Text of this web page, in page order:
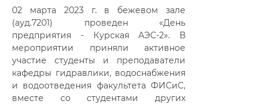
02 марта 2023 г. в бежевом зале
(ауд.7201) проведен «День
предприятия - Курская АЭС-2». В
мероприятии приняли активное
участие студенты и преподаватели
кафедры гидравлики, водоснабжения
и водоотведения факультета ФИСиС,
вместе со студентами других